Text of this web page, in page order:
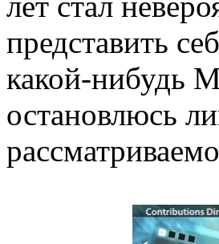
представить
какой-нибудь
остановлюсь